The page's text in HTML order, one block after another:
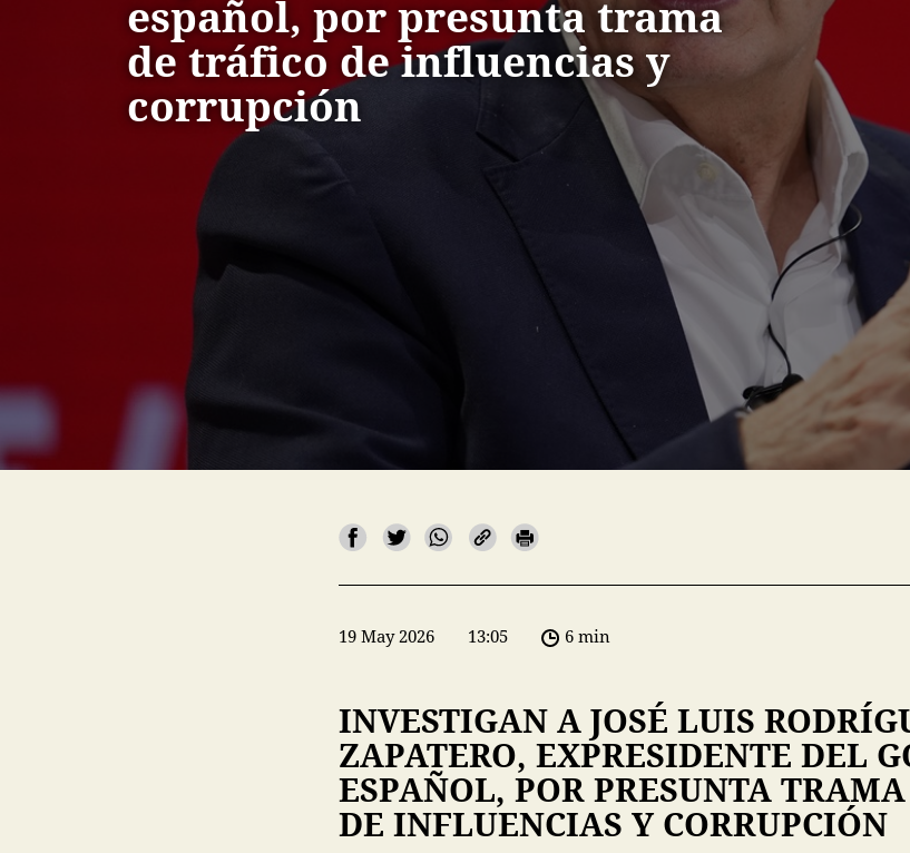
español, por presunta trama
de tráfico de influencias y
corrupción
19 May 2026 13:05 6 min
INVESTIGAN A JOSÉ LUIS
ZAPATERO, EXPRESIDENTE DEL
ESPAÑOL, POR PRESUNTA
DE INFLUENCIAS Y CORRUPCIÓN